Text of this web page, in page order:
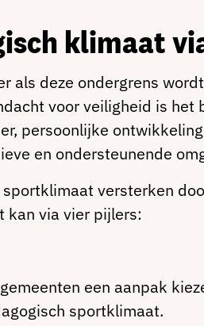
klimaat
als deze ondergrens
voor veiligheid is
persoonlijke
en ondersteunende
versterken
kan via vier pijlers:
een aanpak
sportklimaat.